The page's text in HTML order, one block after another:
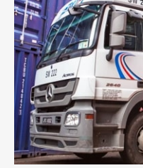
Цена за
- Контейнерные
оборудованном
безопасно.
- Наша транспортная
организовать
стандартных
шаландах и
используя надежные